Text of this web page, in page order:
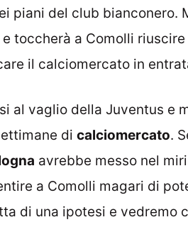
piani del club bianconero.
toccherà a Comolli
il calciomercato in
al vaglio della Juventus e
di calciomercato.
avrebbe messo nel
a Comolli magari di
di una ipotesi e vedremo